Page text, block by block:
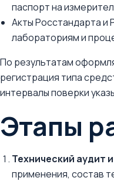
паспорт на
Акты Росстандарта и
лабораториям и
По результатам
регистрация типа
интервалы поверки
Этапы
Технический аудит
применения, состав